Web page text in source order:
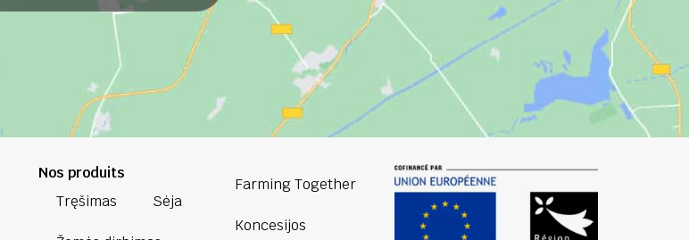
Nos produits
Tręšimas
Sėja
Farming Together
Koncesijos